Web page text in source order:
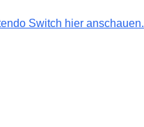
Switch hier anschauen.